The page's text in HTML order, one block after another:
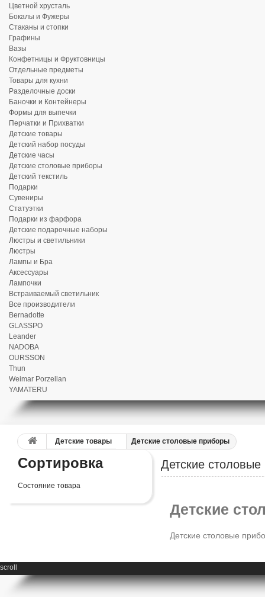
Цветной хрусталь
Бокалы и Фужеры
Стаканы и стопки
Графины
Вазы
Конфетницы и Фруктовницы
Отдельные предметы
Товары для кухни
Разделочные доски
Баночки и Контейнеры
Формы для выпечки
Перчатки и Прихватки
Детские товары
Детский набор посуды
Детские часы
Детские столовые приборы
Детский текстиль
Подарки
Сувениры
Статуэтки
Подарки из фарфора
Детские подарочные наборы
Люстры и светильники
Люстры
Лампы и Бра
Аксессуары
Лампочки
Встраиваемый светильник
Все производители
Bernadotte
GLASSPO
Leander
NADOBA
OURSSON
Thun
Weimar Porzellan
YAMATERU
Детские товары Детские столовые приборы
Сортировка
Состояние товара
Детские
Детские
Детские столовые
scroll